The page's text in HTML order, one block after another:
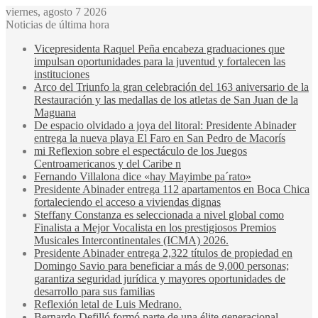
viernes, agosto 7 2026
Noticias de última hora
Vicepresidenta Raquel Peña encabeza graduaciones que
impulsan oportunidades para la juventud y fortalecen las
instituciones
Arco del Triunfo la gran celebración del 163 aniversario de la
Restauración y las medallas de los atletas de San Juan de la
Maguana
De espacio olvidado a joya del litoral: Presidente Abinader
entrega la nueva playa El Faro en San Pedro de Macorís
mi Reflexion sobre el espectáculo de los Juegos
Centroamericanos y del Caribe n
Fernando Villalona dice «hay Mayimbe pa´rato»
Presidente Abinader entrega 112 apartamentos en Boca Chica
fortaleciendo el acceso a viviendas dignas
Steffany Constanza es seleccionada a nivel global como
Finalista a Mejor Vocalista en los prestigiosos Premios
Musicales Intercontinentales (ICMA) 2026.
Presidente Abinader entrega 2,322 títulos de propiedad en
Domingo Savio para beneficiar a más de 9,000 personas;
garantiza seguridad jurídica y mayores oportunidades de
desarrollo para sus familias
Reflexión letal de Luis Medrano.